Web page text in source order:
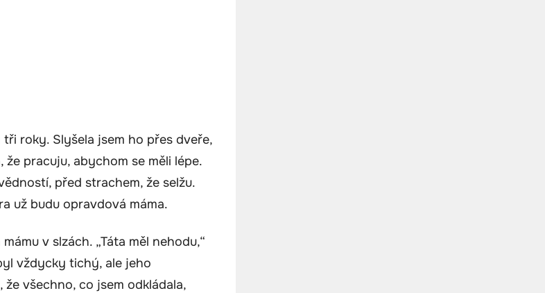
roky. Slyšela jsem ho přes dveře,
pracuju, abychom se měli lépe.
před strachem, že selžu.
už budu opravdová máma.
v slzách. „Táta měl nehodu,“
vždycky tichý, ale jeho
všechno, co jsem odkládala,